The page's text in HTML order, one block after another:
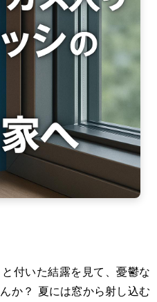
付いた結露を見て、憂鬱な
か？ 夏には窓から射し込む